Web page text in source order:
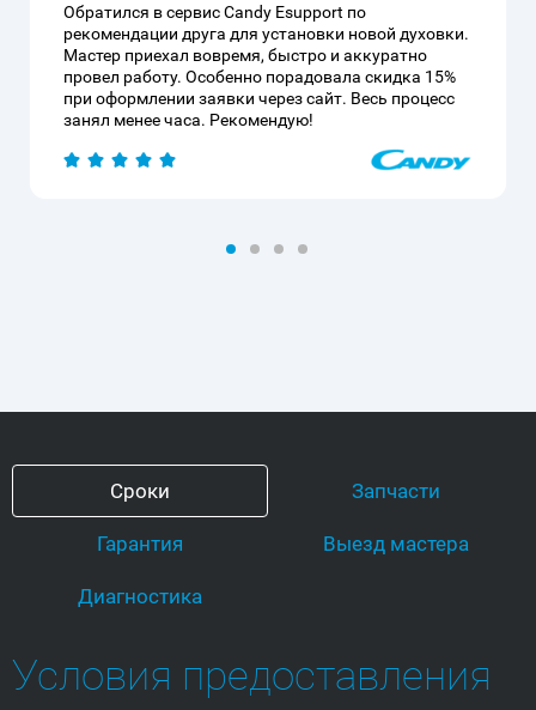
Обратился в сервис Candy Esupport по
рекомендации друга для установки новой духовки.
Мастер приехал вовремя, быстро и аккуратно
провел работу. Особенно порадовала скидка 15%
при оформлении заявки через сайт. Весь процесс
занял менее часа. Рекомендую!
Сроки Запчасти
Гарантия Выезд мастера
Диагностика
Условия предоставления